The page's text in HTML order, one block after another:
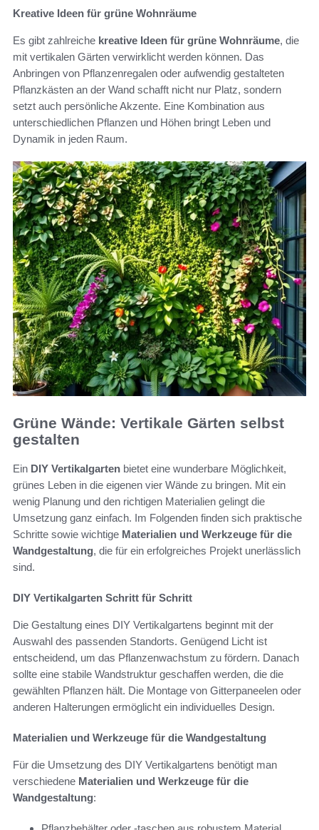
Kreative Ideen für grüne Wohnräume
Es gibt zahlreiche kreative Ideen für grüne Wohnräume, die
mit vertikalen Gärten verwirklicht werden können. Das
Anbringen von Pflanzenregalen oder aufwendig gestalteten
Pflanzkästen an der Wand schafft nicht nur Platz, sondern
setzt auch persönliche Akzente. Eine Kombination aus
unterschiedlichen Pflanzen und Höhen bringt Leben und
Dynamik in jeden Raum.
Grüne Wände: Vertikale Gärten selbst
gestalten
Ein DIY Vertikalgarten bietet eine wunderbare Möglichkeit,
grünes Leben in die eigenen vier Wände zu bringen. Mit ein
wenig Planung und den richtigen Materialien gelingt die
Umsetzung ganz einfach. Im Folgenden finden sich praktische
Schritte sowie wichtige Materialien und Werkzeuge für die
Wandgestaltung, die für ein erfolgreiches Projekt unerlässlich
sind.
DIY Vertikalgarten Schritt für Schritt
Die Gestaltung eines DIY Vertikalgartens beginnt mit der
Auswahl des passenden Standorts. Genügend Licht ist
entscheidend, um das Pflanzenwachstum zu fördern. Danach
sollte eine stabile Wandstruktur geschaffen werden, die die
gewählten Pflanzen hält. Die Montage von Gitterpaneelen oder
anderen Halterungen ermöglicht ein individuelles Design.
Materialien und Werkzeuge für die Wandgestaltung
Für die Umsetzung des DIY Vertikalgartens benötigt man
verschiedene Materialien und Werkzeuge für die
Wandgestaltung: